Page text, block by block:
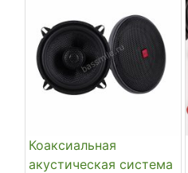
Коаксиальная
акустическая система